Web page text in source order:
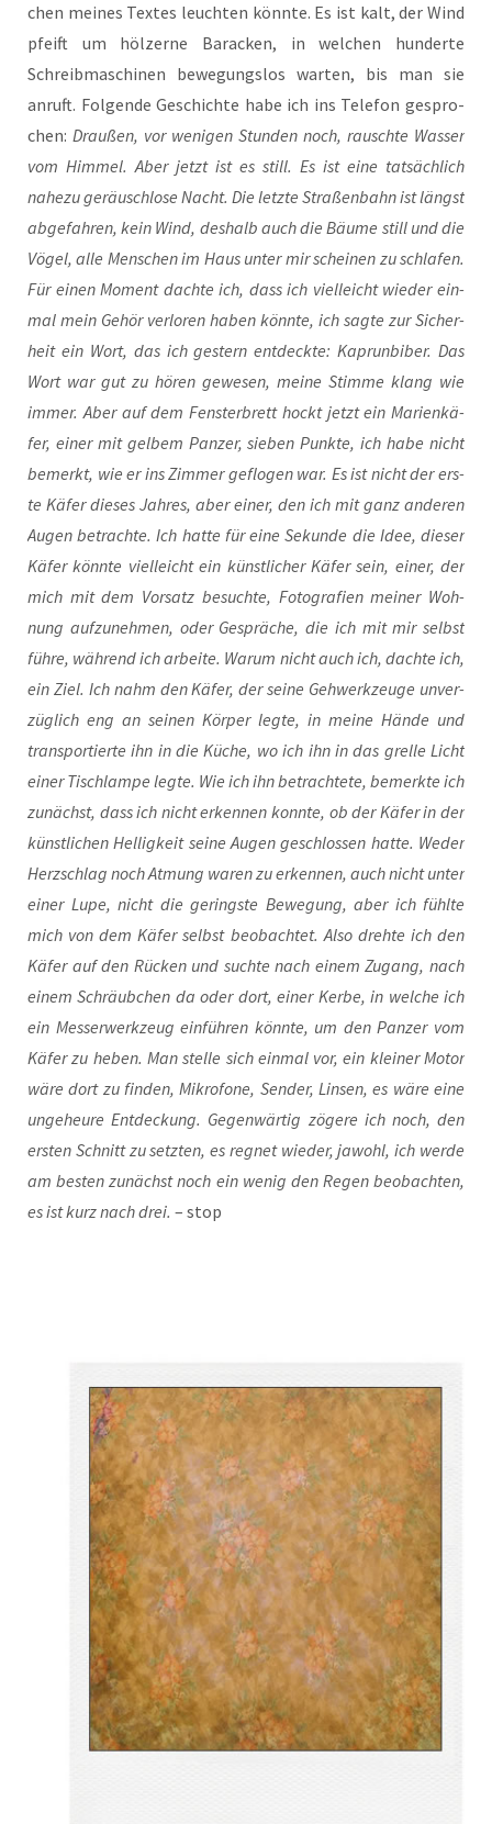
chen mei­nes Tex­tes leuch­ten könn­te. Es ist kalt, der Wind
pfeift um höl­zer­ne Bara­cken, in wel­chen hun­der­te
Schreib­ma­schi­nen bewe­gungs­los war­ten, bis man sie
anruft. Fol­gen­de Geschich­te habe ich ins Tele­fon gespro­
chen: Drau­ßen, vor weni­gen Stun­den noch, rausch­te Was­ser
vom Him­mel. Aber jetzt ist es still. Es ist eine tat­säch­lich
nahe­zu geräusch­lo­se Nacht. Die letz­te Stra­ßen­bahn ist längst
abge­fah­ren, kein Wind, des­halb auch die Bäu­me still und die
Vögel, alle Men­schen im Haus unter mir schei­nen zu schla­fen.
Für einen Moment dach­te ich, dass ich viel­leicht wie­der ein­
mal mein Gehör ver­lo­ren haben könn­te, ich sag­te zur Sicher­
heit ein Wort, das ich ges­tern ent­deck­te: Kapr­un­bi­ber. Das
Wort war gut zu hören gewe­sen, mei­ne Stim­me klang wie
immer. Aber auf dem Fens­ter­brett hockt jetzt ein Mari­en­kä­
fer, einer mit gel­bem Pan­zer, sie­ben Punk­te, ich habe nicht
bemerkt, wie er ins Zim­mer geflo­gen war. Es ist nicht der ers­
te Käfer die­ses Jah­res, aber einer, den ich mit ganz ande­ren
Augen betrach­te. Ich hat­te für eine Sekun­de die Idee, die­ser
Käfer könn­te viel­leicht ein künst­li­cher Käfer sein, einer, der
mich mit dem Vor­satz besuch­te, Foto­gra­fien mei­ner Woh­
nung auf­zu­neh­men, oder Gesprä­che, die ich mit mir selbst
füh­re, wäh­rend ich arbei­te. War­um nicht auch ich, dach­te ich,
ein Ziel. Ich nahm den Käfer, der sei­ne Geh­werk­zeu­ge unver­
züg­lich eng an sei­nen Kör­per leg­te, in mei­ne Hän­de und
trans­por­tier­te ihn in die Küche, wo ich ihn in das grel­le Licht
einer Tisch­lam­pe leg­te. Wie ich ihn betrach­te­te, bemerk­te ich
zunächst, dass ich nicht erken­nen konn­te, ob der Käfer in der
künst­li­chen Hel­lig­keit sei­ne Augen geschlos­sen hat­te. Weder
Herz­schlag noch Atmung waren zu erken­nen, auch nicht unter
einer Lupe, nicht die gerings­te Bewe­gung, aber ich fühl­te
mich von dem Käfer selbst beob­ach­tet. Also dreh­te ich den
Käfer auf den Rücken und such­te nach einem Zugang, nach
einem Schräub­chen da oder dort, einer Ker­be, in wel­che ich
ein Mes­ser­werk­zeug ein­füh­ren könn­te, um den Pan­zer vom
Käfer zu heben. Man stel­le sich ein­mal vor, ein klei­ner Motor
wäre dort zu fin­den, Mikro­fo­ne, Sen­der, Lin­sen, es wäre eine
unge­heu­re Ent­de­ckung. Gegen­wär­tig zöge­re ich noch, den
ers­ten Schnitt zu setz­ten, es reg­net wie­der, jawohl, ich wer­de
am bes­ten zunächst noch ein wenig den Regen beob­ach­ten,
es ist kurz nach drei. – stop